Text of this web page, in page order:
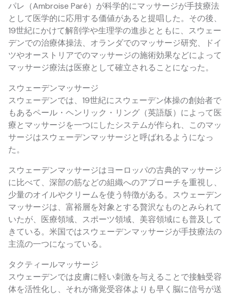
パレ（Ambroise Paré）が科学的にマッサージが手技療法
として医学的に応用する価値があると提唱した。その後、
19世紀にかけて解剖学や生理学の進歩とともに、スウェー
デンでの治療体操法、オランダでのマッサージ研究、ドイ
ツやオーストリアでのマッサージの施術効果などによって
マッサージ療法は医療として確立されることになった。
スウェーデンマッサージ
スウェーデンでは、19世紀にスウェーデン体操の創始者で
もあるペール・ヘンリック・リング（英語版）によって医
療とマッサージを一つにしたシステムが作られ、このマッ
サージはスウェーデンマッサージと呼ばれるようになっ
た。
スウェーデンマッサージはヨーロッパの古典的マッサージ
に比べて、深部の筋などの組織へのアプローチを重視し、
少量のオイルやクリームを使う特徴がある。スウェーデン
マッサージは、富裕層を対象とする贅沢なものとみられて
いたが、医療領域、スポーツ領域、美容領域にも普及して
きている。米国ではスウェーデンマッサージが手技療法の
主流の一つになっている。
タクティールマッサージ
スウェーデンでは皮膚に軽い刺激を与えることで接触受容
体を活性化し、それが痛覚受容体よりも早く脳に信号が送